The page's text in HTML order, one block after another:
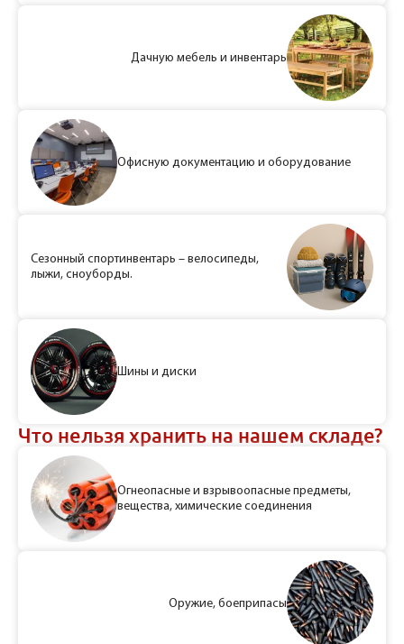
Дачную мебель и инвентарь
Офисную документацию и оборудование
Сезонный спортинвентарь – велосипеды,
лыжи, сноуборды.
Шины и диски
Что нельзя хранить на нашем складе?
Огнеопасные и взрывоопасные предметы,
вещества, химические соединения
Оружие, боеприпасы